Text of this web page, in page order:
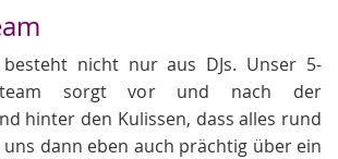
nicht nur aus DJs. Unser 5-
sorgt vor und nach der
hinter den Kulissen, dass alles rund
dann eben auch prächtig über ein